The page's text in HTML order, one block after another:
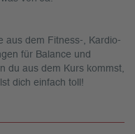
aus dem Fitness-, Kardio-
für Balance und
du aus dem Kurs kommst,
dich einfach toll!